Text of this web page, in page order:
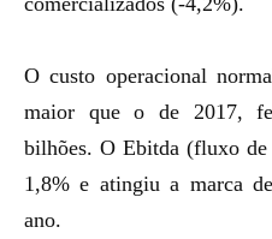
O custo operacional
maior que o de 2017,
bilhões. O Ebitda (fluxo de
1,8% e atingiu a marca
ano.